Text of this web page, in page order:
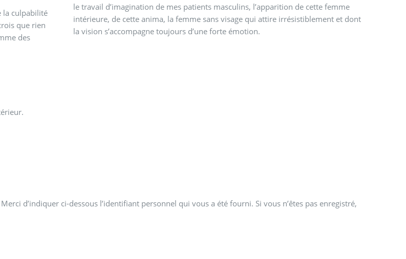
la culpabilité
que rien
des
le travail d’imagination de mes patients masculins, l’apparition de cette femme
intérieure, de cette anima, la femme sans visage qui attire irrésistiblement et dont
la vision s’accompagne toujours d’une forte émotion.
d’indiquer ci-dessous l’identifiant personnel qui vous a été fourni. Si vous n’êtes pas enregistré,